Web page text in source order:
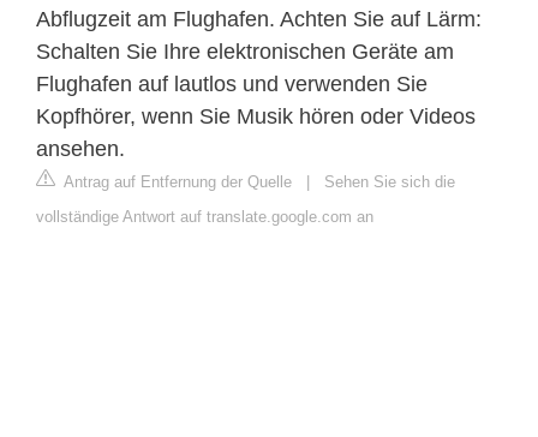
Abflugzeit am Flughafen. Achten Sie auf Lärm:
Schalten Sie Ihre elektronischen Geräte am
Flughafen auf lautlos und verwenden Sie
Kopfhörer, wenn Sie Musik hören oder Videos
ansehen.
Antrag auf Entfernung der Quelle | Sehen Sie sich die
vollständige Antwort auf translate.google.com an